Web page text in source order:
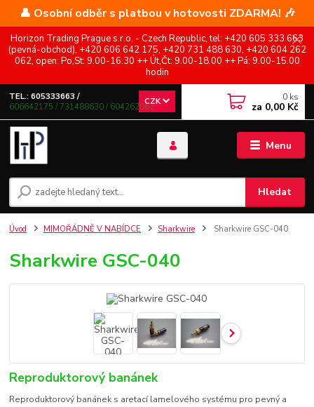
👤 Osobní odběr s platbou v hotovosti ZDARMA! 🎶
Horizon Trading Prague s.r.o. - Czech Republic, tel: +420 605 333 663
(pevná-obchod), +420 606 642 175, +420 731 488 630, +420 604 262
062, open: Po,St: 9.00-16.30 ++ Út,Čt: 9.00-18.00 ++ Pá: 9.00-15.00
hodin
Menu
CZK
Hledat
TEL.: 605333663 /
606642175 / 731488630 / 604262062
0 ks
za 0,00 Kč
Úvod MIMOŘÁDNĚ V NABÍDCE Sharkwire Sharkwire GSC-040
Sharkwire GSC-040
Reproduktorový banánek
Reproduktorový banánek s aretací lamelového systému pro pevný a